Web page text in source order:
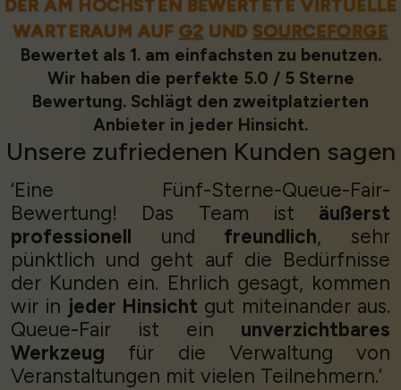
DER AM HÖCHSTEN BEWERTETE VIRTUELLE
WARTERAUM AUFG2 UND SOURCEFORGE
Bewertet als 1. am einfachsten zu benutzen.
Wir haben die perfekte 5.0 / 5 Sterne
Bewertung. Schlägt den zweitplatzierten
Anbieter in jeder Hinsicht.
Unsere zufriedenen Kunden sagen
‘Eine Fünf-Sterne-Queue-Fair-
Bewertung! Das Team ist äußerst
professionell und freundlich, sehr
pünktlich und geht auf die Bedürfnisse
der Kunden ein. Ehrlich gesagt, kommen
wir in jeder Hinsicht gut miteinander aus.
Queue-Fair ist ein unverzichtbares
Werkzeug für die Verwaltung von
Veranstaltungen mit vielen Teilnehmern.’